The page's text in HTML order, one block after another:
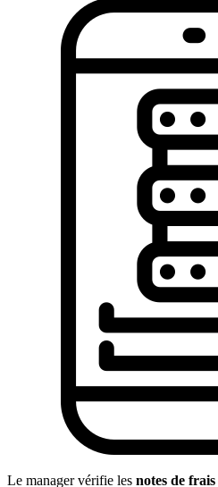
Le manager vérifie les notes de frais